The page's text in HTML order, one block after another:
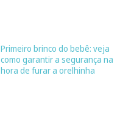
Primeiro brinco do bebê: veja
como garantir a segurança na
hora de furar a orelhinha